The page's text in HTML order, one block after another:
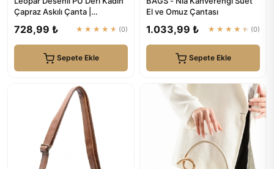
Çapraz Askılı Çanta |
728,99 ₺ ★★★★★ (0)
Sepete Ekle
El ve Omuz Çantası
1.033,99 ₺ ★★★★★ (0)
Sepete Ekle